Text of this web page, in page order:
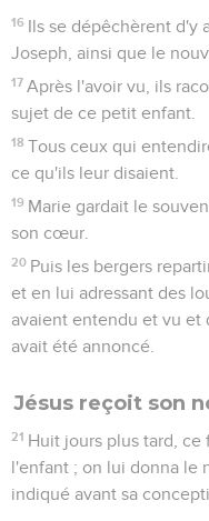
16 Ils se dépêchèrent d'y
Joseph, ainsi que le
17 Après l'avoir vu, ils
sujet de ce petit enfant.
18 Tous ceux qui
ce qu'ils leur disaient.
19 Marie gardait le
son cœur.
20 Puis les bergers
et en lui adressant des
avaient entendu et vu et
avait été annoncé.
Jésus reçoit son
21 Huit jours plus tard,
l'enfant ; on lui donna le
indiqué avant sa